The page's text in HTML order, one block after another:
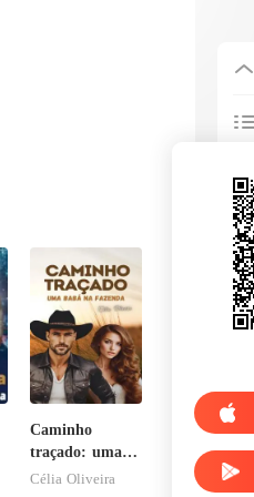
Caminho
traçado: uma
babá na
Célia Oliveira